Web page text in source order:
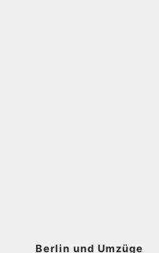
Berlin und Umzüge